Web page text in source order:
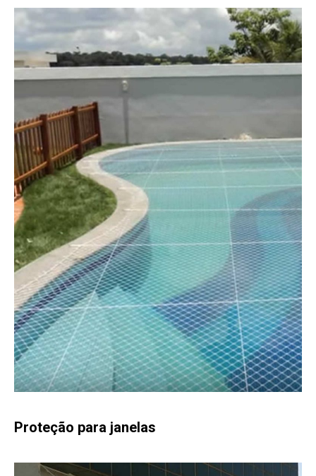
Proteção para janelas